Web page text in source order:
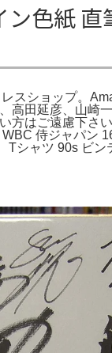
色紙 直
スショップ。
高田延彦、山崎
方はご遠慮下さ
侍ジャパン
Tシャツ 90s ビ